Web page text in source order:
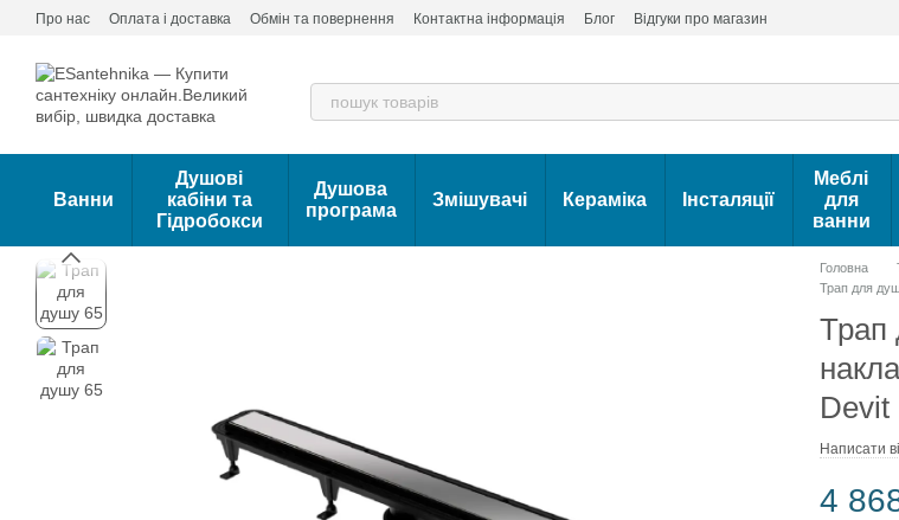
Перейти до основного контенту
Про нас Оплата і доставка Обмін та повернення Контактна інформація Блог Відгуки про магазин
Ванни
Душові
кабіни та
Гідробокси
Душова
програма
Змішувачі Кераміка Інсталяції
Меблі
для
ванни
Головна
Трап для
Трап
Devit
Написати
4